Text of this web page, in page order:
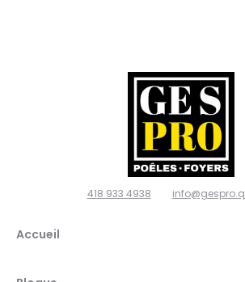
et
foyers,
Ville de
Québec
G2N
418 933 4938
Accueil